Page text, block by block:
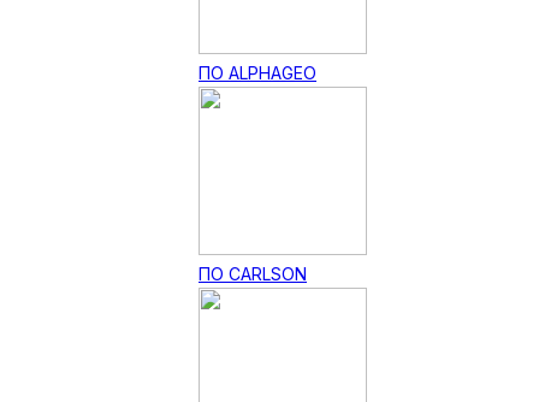
ПО ALPHAGEO
ПО CARLSON